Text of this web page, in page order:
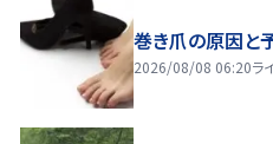
巻き爪の原因と
2026/08/08 06:20ラ